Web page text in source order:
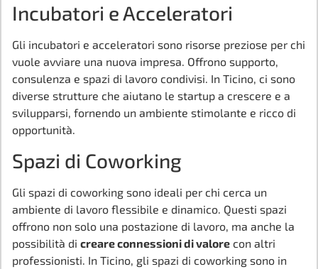
Incubatori e Acceleratori
Gli incubatori e acceleratori sono risorse preziose per chi
vuole avviare una nuova impresa. Offrono supporto,
consulenza e spazi di lavoro condivisi. In Ticino, ci sono
diverse strutture che aiutano le startup a crescere e a
svilupparsi, fornendo un ambiente stimolante e ricco di
opportunità.
Spazi di Coworking
Gli spazi di coworking sono ideali per chi cerca un
ambiente di lavoro flessibile e dinamico. Questi spazi
offrono non solo una postazione di lavoro, ma anche la
possibilità di creare connessioni di valore con altri
professionisti. In Ticino, gli spazi di coworking sono in